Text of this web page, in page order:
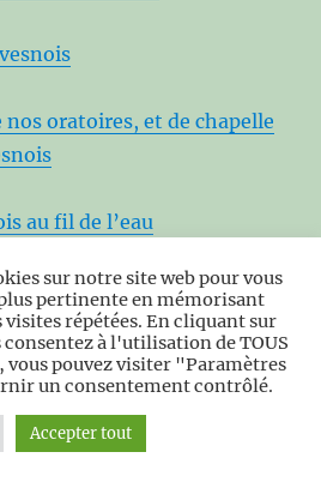
nos oratoires, et de chapelle
au fil de l’eau
Avesnois
à la fin de l’Ancien Régime
sur notre site web pour vous
pertinente en mémorisant
visites répétées. En cliquant sur
à l'utilisation de TOUS
vous pouvez visiter "Paramètres
un consentement contrôlé.
Accepter tout